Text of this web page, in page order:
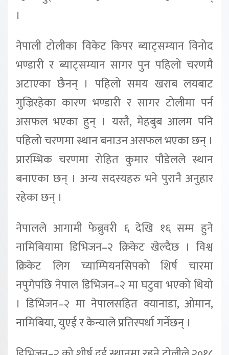
।
नेपाली टोलीका विकेट किपर ब्याट्सम्यान विनोद
भण्डारी र ब्याट्सम्यान सागर पुन पहिलो चरणमै
अटाएका छैनन् । पहिलो समय खराब लयबाट
गुज्रिरहेका कारण भण्डारी र सागर टोलीमा पर्न
असफल भएका हुन् । यस्तै, मेहबुब आलम पनि
पहिलो चरणमा स्थान बनाउन असफल भएका छन् ।
प्रारम्भिक चरणमा रोहित कुमार पौडेलले स्थान
बनाएका छन् । अन्य सदस्यहरु भने पुरानै अनुहार
रहेका छन् ।
नेपालले आगामी फेब्रुवरी ६ देखि १६ सम्म हुने
नामिबियामा डिभिजन–२ क्रिकेट खेल्दैछ । विश्व
क्रिकेट लिग च्याम्पियनसिपको शिर्ष चारमा
नपुगेपछि नेपाल डिभिजन–२ मा घटुवा भएको थियो
। डिभिजन–२ मा नेपालसहित क्यानाडा, ओमान,
नामिबिया, युएई र केन्याले प्रतिस्पर्धा गर्नेछन् ।